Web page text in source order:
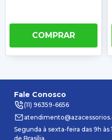
COMPRAR
Fale Conosco
(11) 96359-6656
Segunda à sexta-feira das 9h às
de Brasília.